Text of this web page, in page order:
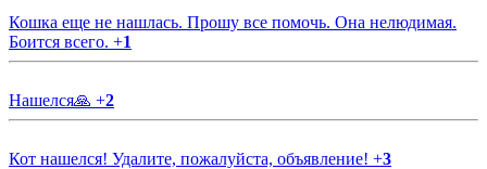
Кошка еще не нашлась. Прошу все помочь. Она нелюдимая.
Боится всего. +1
Нашелся🙏 +2
Кот нашелся! Удалите, пожалуйста, объявление! +3